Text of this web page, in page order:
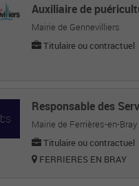
Auxiliaire de
Mairie de Gennevilliers
Titulaire ou contractuel
Responsable des
Mairie de Ferrières-en-Bray
Titulaire ou contractuel
FERRIERES EN BRAY